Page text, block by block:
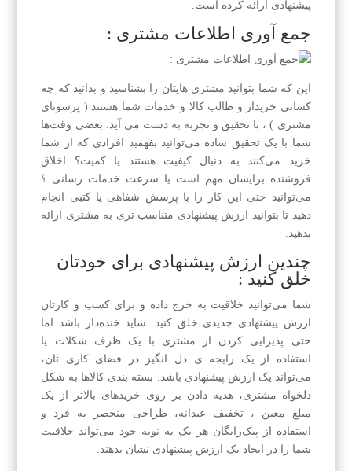
پیشنهادی ارائه کرده است.
جمع آوری اطلاعات مشتری :
این که شما بتوانید مشتری هایتان را بشناسید و بدانید که چه
کسانی خریدار و طالب کالا و خدمات شما هستند ( پرسونای
مشتری ) ، با تحقیق و تجربه به دست می آید. بعضی وقت‌ها
شما با یک تحقیق ساده می‌توانید بفهمید افرادی که از شما
خرید می‌کنند به دنبال کیفیت هستند یا کمیت؟ اخلاق
فروشنده برایشان مهم است یا سرعت خدمات رسانی ؟
می‌توانید حتی این کار را با پرسش شفاهی یا کتبی انجام
دهید تا بتوانید ارزش پیشنهادی متناسب تری به مشتری ارائه
بدهید.
چندین ارزش پیشنهادی برای خودتان
خلق کنید :
شما می‌توانید خلاقیت به خرج داده و برای کسب و کارتان
ارزش پیشنهادی جدیدی خلق کنید. شاید خنده‌دار باشد اما
حتی پذیرایی کردن از مشتری با یک ظرف شکلات یا
استفاده از یک رایحه ی دل انگیز در فضای کاری تان،
می‌تواند یک ارزش پیشنهادی باشد. بسته بندی کالاها به شکل
دلخواه مشتری، هدیه دادن بر روی خریدهای بالاتر از یک
مبلغ معین ، تخفیف عیدانه، طراحی منحصر به فرد و
استفاده از پیک‌رایگان هر یک به نوبه خود می‌تواند خلاقیت
شما را در ایجاد یک ارزش پیشنهادی نشان بدهند.